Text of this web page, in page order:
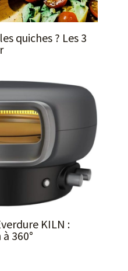
quiches ? Les 3
KILN :
360°